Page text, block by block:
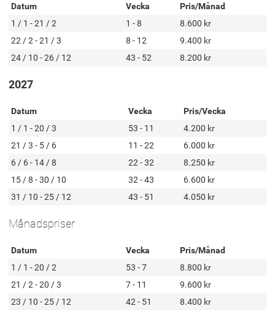
Datum Vecka
Pris/Månad
1 / 1 - 21 / 2
1 - 8
8.600 kr
22 / 2 - 21 / 3
8 - 12
9.400 kr
24 / 10 - 26 / 12
43 - 52 8.200 kr
2027
Datum Vecka
Pris/Vecka
1 / 1 - 20 / 3
53 - 11
4.200 kr
21 / 3 - 5 / 6
11 - 22
6.000 kr
6 / 6 - 14 / 8
22 - 32
8.250 kr
15 / 8 - 30 / 10
32 - 43
6.600 kr
31 / 10 - 25 / 12
43 - 51 4.050 kr
Månadspriser
Datum Vecka
Pris/Månad
1 / 1 - 20 / 2
53 - 7
8.800 kr
21 / 2 - 20 / 3
7 - 11
9.600 kr
23 / 10 - 25 / 12
42 - 51 8.400 kr